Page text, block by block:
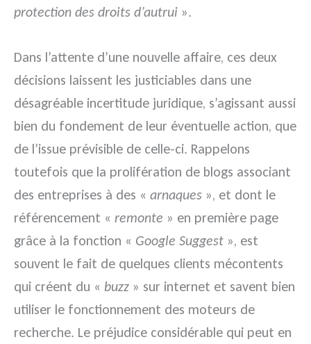
protection des droits d’autrui ».
Dans l’attente d’une nouvelle affaire, ces deux
décisions laissent les justiciables dans une
désagréable incertitude juridique, s’agissant aussi
bien du fondement de leur éventuelle action, que
de l’issue prévisible de celle-ci. Rappelons
toutefois que la prolifération de blogs associant
des entreprises à des « arnaques », et dont le
référencement « remonte » en première page
grâce à la fonction « Google Suggest », est
souvent le fait de quelques clients mécontents
qui créent du « buzz » sur internet et savent bien
utiliser le fonctionnement des moteurs de
recherche. Le préjudice considérable qui peut en